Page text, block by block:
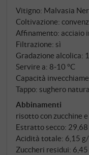
mai lontano. Al
piacevole
estive.
Vitigno: Malvasia
Coltivazione:
Affinamento: acciaio
Filtrazione: sì
Gradazione alcolica:
Servire a: 8‑10 °C
Capacità
Tappo: sughero
Abbinamenti
risotto con zucchine
Estratto secco:
Acidità totale: 6,15
Zuccheri residui: